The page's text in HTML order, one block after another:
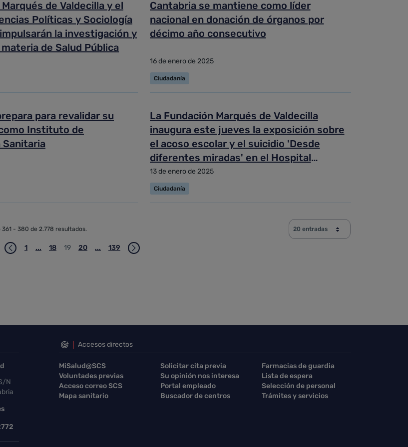
de Valdecilla y el
Políticas y Sociología
la investigación y
de Salud Pública
Cantabria se mantiene como líder
nacional en donación de órganos por
décimo año consecutivo
16 de enero de 2025
Ciudadanía
para revalidar su
Instituto de
La Fundación Marqués de Valdecilla
inaugura este jueves la exposición sobre
el acoso escolar y el suicidio 'Desde
diferentes miradas' en el Hospital
Valdecilla
13 de enero de 2025
Ciudadanía
20 entradas
- 380 de 2.778 resultados.
Página
1 ...Páginas intermedias Use TAB para desplazarse.
Página
18 Página
19 Página
20 ...Páginas intermedias Use TAB para desplazarse.
Página
139
N
Accesos directos
MiSalud@SCS Solicitar cita previa
Farmacias de guardia
Voluntades previas
Su opinión nos interesa
Lista de espera
Acceso correo SCS
Portal empleado
Selección de personal
Mapa sanitario
Buscador de centros Trámites y servicios